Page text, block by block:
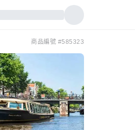
商品編號 #585323